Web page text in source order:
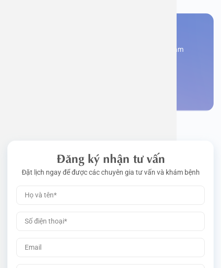
Đăng kí ngay để được các chuyên gia tư vấn và khám
Đăng ký nhận tư vấn
Đặt lịch ngay để được các chuyên gia tư vấn và khám bệnh